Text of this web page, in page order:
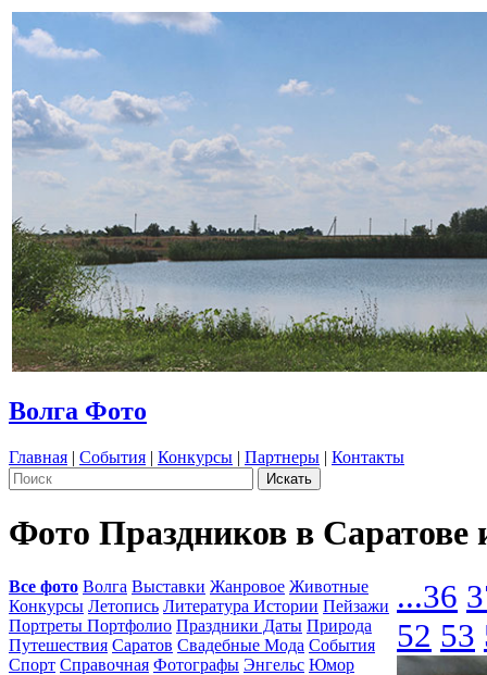
Волга Фото
Главная | События | Конкурсы | Партнеры | Контакты
Фото Праздников в Саратове
Все фото Волга Выставки Жанровое Животные
Конкурсы Летопись Литература Истории Пейзажи
Портреты Портфолио Праздники Даты Природа
Путешествия Саратов Свадебные Мода События
Спорт Справочная Фотографы Энгельс Юмор
...36
52 53